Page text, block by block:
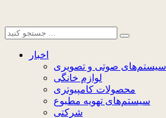
اخبار
سیستم‌های صوتی و تصویری
لوازم خانگی
محصولات کامپیوتری
سیستم‌های تهویه مطبوع
شرکتی